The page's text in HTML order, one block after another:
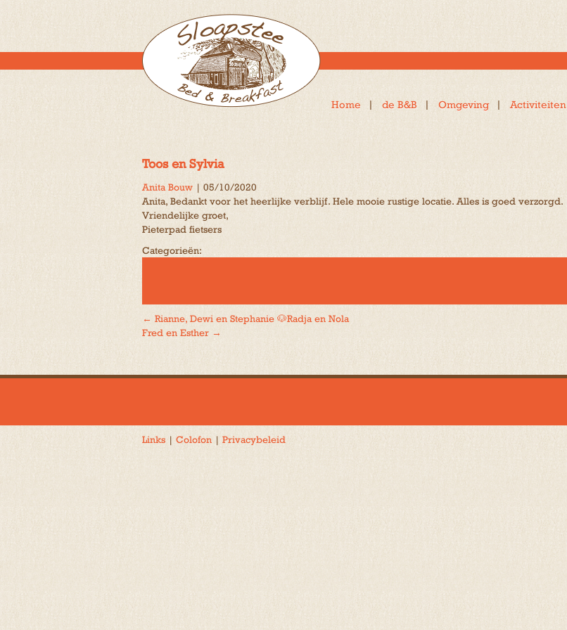
Home de B&B Omgeving Activiteiten
Toos en Sylvia
Anita Bouw | 05/10/2020
Anita, Bedankt voor het heerlijke verblijf. Hele mooie rustige locatie. Alles is goed verzorgd.
Vriendelijke groet,
Pieterpad fietsers
Categorieën:
Bericht
navigatie
← Rianne, Dewi en Stephanie 🐶Radja en Nola
Fred en Esther →
Links | Colofon | Privacybeleid